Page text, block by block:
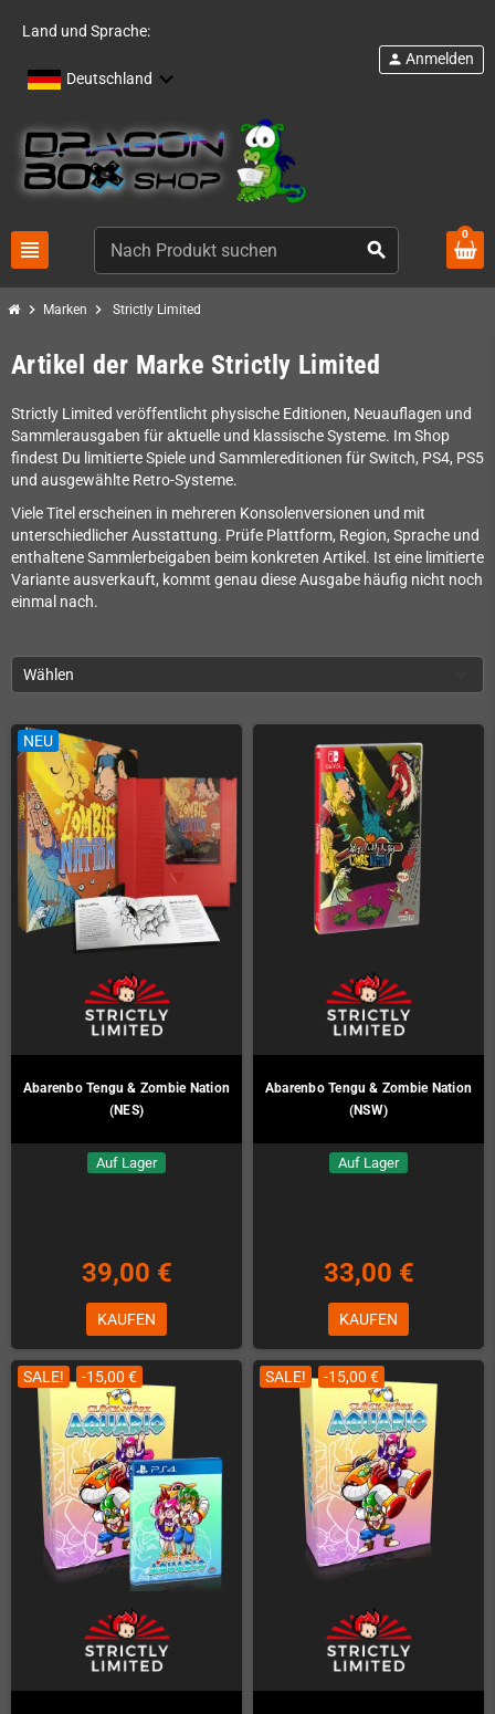
Land und Sprache:
Deutschland
view_headline search
person Anmelden
0
chevron_right Marken chevron_right Strictly Limited
Artikel der Marke Strictly Limited
Strictly Limited veröffentlicht physische Editionen, Neuauflagen und
Sammlerausgaben für aktuelle und klassische Systeme. Im Shop
findest Du limitierte Spiele und Sammlereditionen für Switch, PS4, PS5
und ausgewählte Retro-Systeme.
Viele Titel erscheinen in mehreren Konsolenversionen und mit
unterschiedlicher Ausstattung. Prüfe Plattform, Region, Sprache und
enthaltene Sammlerbeigaben beim konkreten Artikel. Ist eine limitierte
Variante ausverkauft, kommt genau diese Ausgabe häufig nicht noch
einmal nach.
Wählen
NEU
Abarenbo Tengu & Zombie Nation
(NES)
Auf Lager
39,00 €
KAUFEN
Abarenbo Tengu & Zombie Nation
(NSW)
Auf Lager
33,00 €
KAUFEN
SALE! -15,00 € SALE! -15,00 €